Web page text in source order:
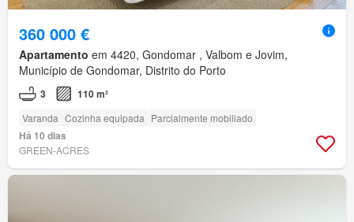
360 000 €
Apartamento em 4420, Gondomar , Valbom e Jovim,
Município de Gondomar, Distrito do Porto
3 110 m²
Varanda Cozinha equipada Parcialmente mobiliado
Há 10 dias
GREEN-ACRES